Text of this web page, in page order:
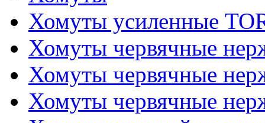
Хомуты усиленные
Хомуты червячные
Хомуты червячные
Хомуты червячные